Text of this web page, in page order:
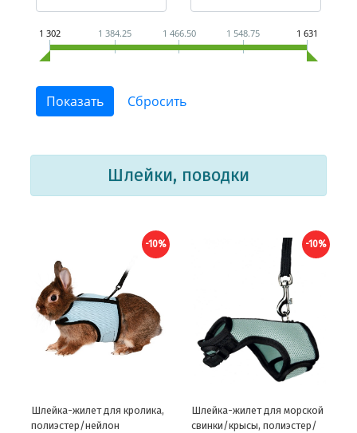
1 302 1 384.25 1 466.50 1 548.75 1 631
Шлейки, поводки
-10%
Шлейка-жилет для кролика,
полиэстер/нейлон
-10%
Шлейка-жилет для морской
свинки/крысы, полиэстер/